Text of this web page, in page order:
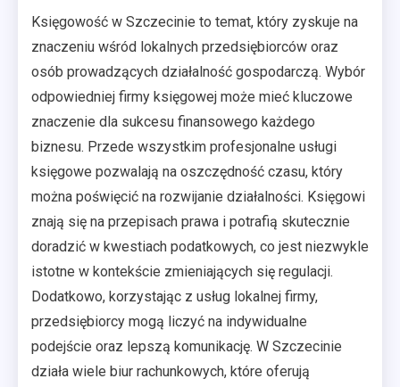
Księgowość w Szczecinie to temat, który zyskuje na
znaczeniu wśród lokalnych przedsiębiorców oraz
osób prowadzących działalność gospodarczą. Wybór
odpowiedniej firmy księgowej może mieć kluczowe
znaczenie dla sukcesu finansowego każdego
biznesu. Przede wszystkim profesjonalne usługi
księgowe pozwalają na oszczędność czasu, który
można poświęcić na rozwijanie działalności. Księgowi
znają się na przepisach prawa i potrafią skutecznie
doradzić w kwestiach podatkowych, co jest niezwykle
istotne w kontekście zmieniających się regulacji.
Dodatkowo, korzystając z usług lokalnej firmy,
przedsiębiorcy mogą liczyć na indywidualne
podejście oraz lepszą komunikację. W Szczecinie
działa wiele biur rachunkowych, które oferują